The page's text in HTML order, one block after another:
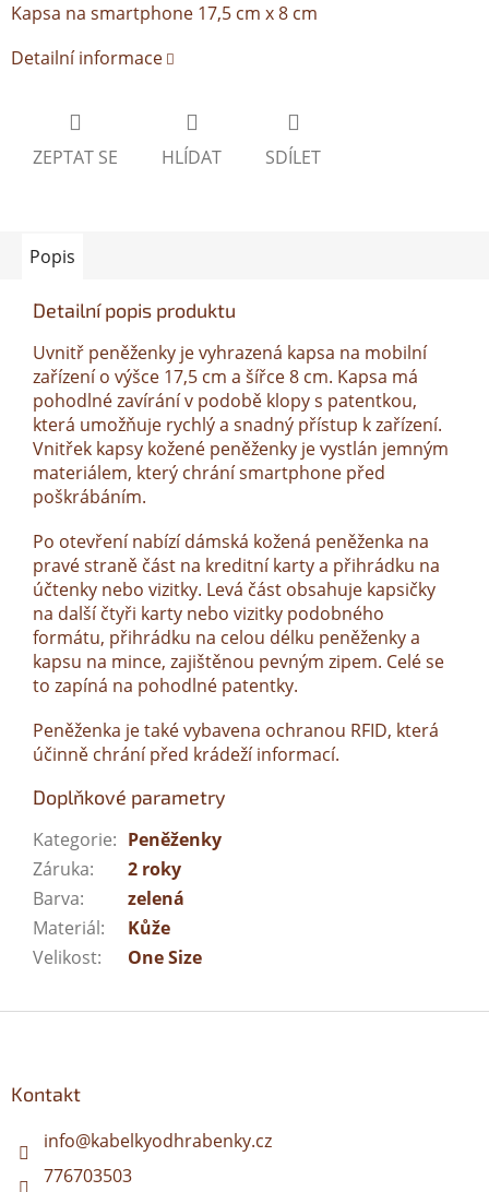
Kapsa na smartphone 17,5 cm x 8 cm
Detailní informace
ZEPTAT SE HLÍDAT SDÍLET
Popis
Detailní popis produktu
Uvnitř peněženky je vyhrazená kapsa na mobilní
zařízení o výšce 17,5 cm a šířce 8 cm. Kapsa má
pohodlné zavírání v podobě klopy s patentkou,
která umožňuje rychlý a snadný přístup k zařízení.
Vnitřek kapsy kožené peněženky je vystlán jemným
materiálem, který chrání smartphone před
poškrábáním.
Po otevření nabízí dámská kožená peněženka na
pravé straně část na kreditní karty a přihrádku na
účtenky nebo vizitky. Levá část obsahuje kapsičky
na další čtyři karty nebo vizitky podobného
formátu, přihrádku na celou délku peněženky a
kapsu na mince, zajištěnou pevným zipem. Celé se
to zapíná na pohodlné patentky.
Peněženka je také vybavena ochranou RFID, která
účinně chrání před krádeží informací.
Doplňkové parametry
Kategorie: Peněženky
Záruka:
2 roky
Barva:
zelená
Materiál:
Kůže
Velikost: One Size
Kontakt
info@kabelkyodhrabenky.cz
776703503